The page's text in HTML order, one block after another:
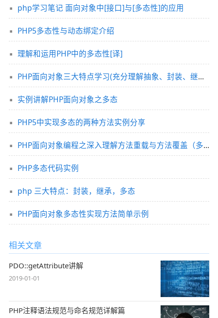
php学习笔记 面向对象中[接口]与[多态性]的应用
PHP5多态性与动态绑定介绍
理解和运用PHP中的多态性[译]
PHP面向对象三大特点学习(充分理解抽象、封装、继承、多态)
实例讲解PHP面向对象之多态
PHP5中实现多态的两种方法实例分享
PHP面向对象编程之深入理解方法重载与方法覆盖（多态）
PHP多态代码实例
php 三大特点：封装，继承，多态
PHP面向对象多态性实现方法简单示例
相关文章
PDO::getAttribute讲解
2019-01-01
PHP注释语法规范与命名规范详解篇